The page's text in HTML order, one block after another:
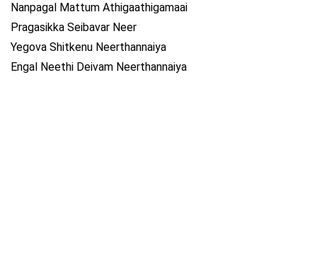
Nanpagal Mattum Athigaathigamaai
Pragasikka Seibavar Neer
Yegova Shitkenu Neerthannaiya
Engal Neethi Deivam Neerthannaiya